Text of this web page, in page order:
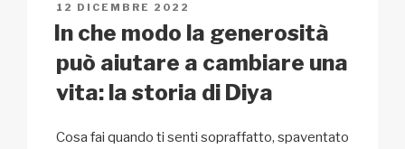
PUBBLICATO
IL
12 DICEMBRE 2022
In che modo la generosità
può aiutare a cambiare una
vita: la storia di Diya
Cosa fai quando ti senti sopraffatto, spaventato